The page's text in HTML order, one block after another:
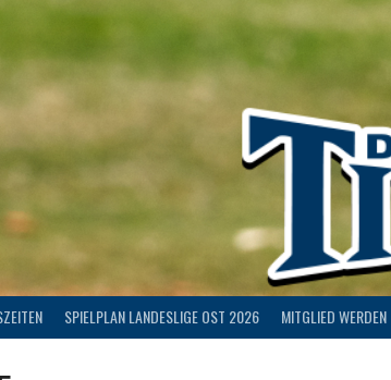
SPIELPLAN LANDESLIGE OST 2026 MITGLIED WERDEN